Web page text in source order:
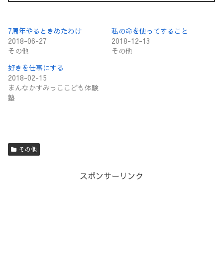
7周年やるときめたわけ
2018-06-27
その他
私の命を使ってすること
2018-12-13
その他
好きを仕事にする
2018-02-15
まんなかすみっここども体験
塾
その他
スポンサーリンク